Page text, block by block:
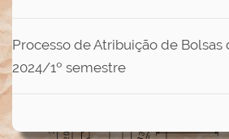
Processo de Atribuição de Bolsas
2024/1º semestre